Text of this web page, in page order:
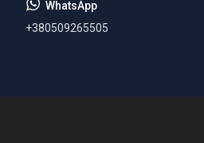
+380509265505